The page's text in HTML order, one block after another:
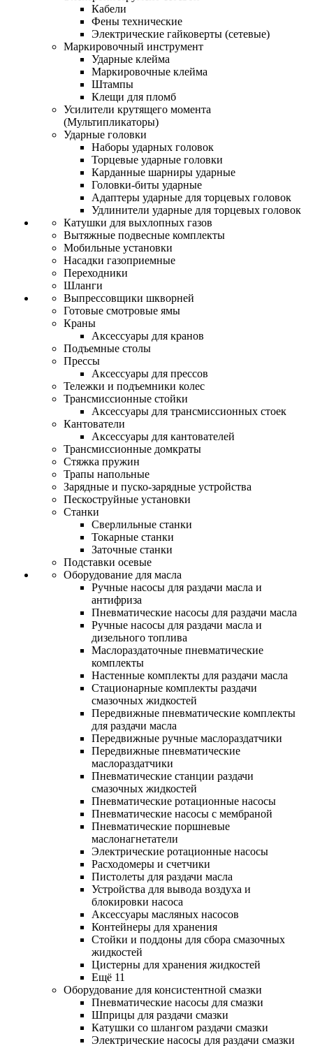
Кабели
Фены технические
Электрические гайковерты (сетевые)
Маркировочный инструмент
Ударные клейма
Маркировочные клейма
Штампы
Клещи для пломб
Усилители крутящего момента
(Мультипликаторы)
Ударные головки
Наборы ударных головок
Торцевые ударные головки
Карданные шарниры ударные
Головки-биты ударные
Адаптеры ударные для торцевых головок
Удлинители ударные для торцевых головок
Катушки для выхлопных газов
Вытяжные подвесные комплекты
Мобильные установки
Насадки газоприемные
Переходники
Шланги
Выпрессовщики шкворней
Готовые смотровые ямы
Краны
Аксессуары для кранов
Подъемные столы
Прессы
Аксессуары для прессов
Тележки и подъемники колес
Трансмиссионные стойки
Аксессуары для трансмиссионных стоек
Кантователи
Аксессуары для кантователей
Трансмиссионные домкраты
Стяжка пружин
Трапы напольные
Зарядные и пуско-зарядные устройства
Пескоструйные установки
Станки
Сверлильные станки
Токарные станки
Заточные станки
Подставки осевые
Оборудование для масла
Ручные насосы для раздачи масла и
антифриза
Пневматические насосы для раздачи масла
Ручные насосы для раздачи масла и
дизельного топлива
Маслораздаточные пневматические
комплекты
Настенные комплекты для раздачи масла
Стационарные комплекты раздачи
смазочных жидкостей
Передвижные пневматические комплекты
для раздачи масла
Передвижные ручные маслораздатчики
Передвижные пневматические
маслораздатчики
Пневматические станции раздачи
смазочных жидкостей
Пневматические ротационные насосы
Пневматические насосы с мембраной
Пневматические поршневые
маслонагнетатели
Электрические ротационные насосы
Расходомеры и счетчики
Пистолеты для раздачи масла
Устройства для вывода воздуха и
блокировки насоса
Аксессуары масляных насосов
Контейнеры для хранения
Стойки и поддоны для сбора смазочных
жидкостей
Цистерны для хранения жидкостей
Ещё 11
Оборудование для консистентной смазки
Пневматические насосы для смазки
Шприцы для раздачи смазки
Катушки со шлангом раздачи смазки
Электрические насосы для раздачи смазки